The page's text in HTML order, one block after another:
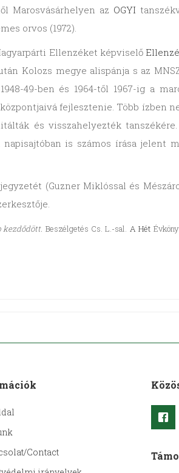
Marosvásárhelyen az OGYI
orvos (1972).
Ellenzéket képviselő
Kolozs megye alispánja s az
49-ben és 1964-től 1967-ig a
fejlesztenie. Több ízben
és visszahelyezték
napisajtóban is számos írása jelent
(Guzner Miklóssal és
kezdődött. Beszélgetés Cs. L.-sal. A Hét
Contact